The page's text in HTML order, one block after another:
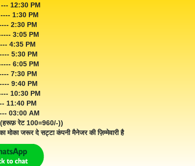
--- 12:30 PM
---- 1:30 PM
2:30 PM
3:05 PM
4:35 PM
5:30 PM
6:05 PM
7:30 PM
9:40 PM
10:30 PM
11:40 PM
03:00 AM
रेट 100=960/-))
मोका जरूर दे सट्टा कंपनी मैनेजर की ज़िम्मेवारी है